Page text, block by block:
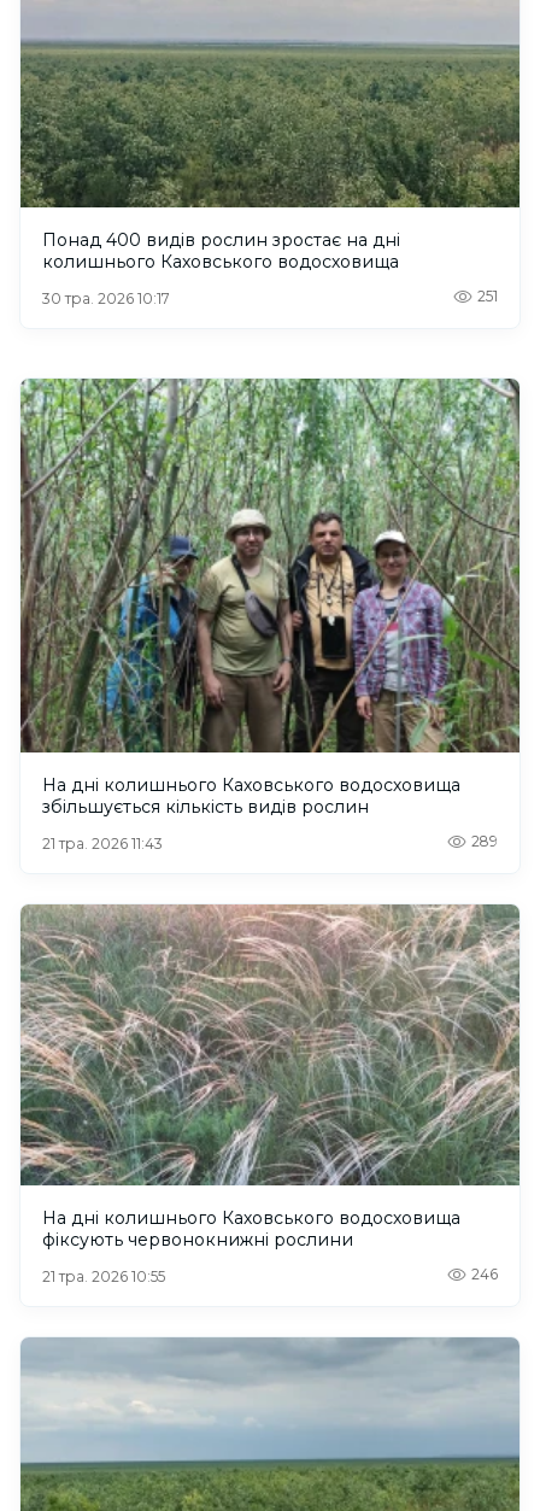
Понад 400 видів рослин зростає на дні
колишнього Каховського водосховища
30 тра. 2026 10:17 251
На дні колишнього Каховського водосховища
збільшується кількість видів рослин
21 тра. 2026 11:43 289
На дні колишнього Каховського водосховища
фіксують червонокнижні рослини
21 тра. 2026 10:55 246